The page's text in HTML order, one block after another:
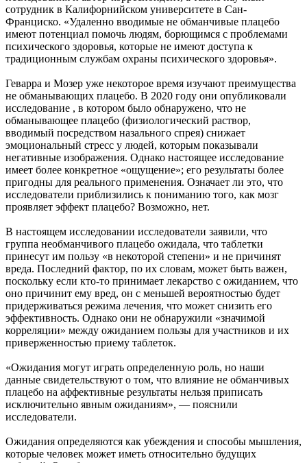
сотрудник в Калифорнийском университете в Сан-
Франциско. «Удаленно вводимые не обманчивые плацебо
имеют потенциал помочь людям, борющимся с проблемами
психического здоровья, которые не имеют доступа к
традиционным службам охраны психического здоровья».
Геварра и Мозер уже некоторое время изучают преимущества
не обманывающих плацебо. В 2020 году они опубликовали
исследование , в котором было обнаружено, что не
обманывающее плацебо (физиологический раствор,
вводимый посредством назального спрея) снижает
эмоциональный стресс у людей, которым показывали
негативные изображения. Однако настоящее исследование
имеет более конкретное «ощущение»; его результаты более
пригодны для реального применения. Означает ли это, что
исследователи приблизились к пониманию того, как мозг
проявляет эффект плацебо? Возможно, нет.
В настоящем исследовании исследователи заявили, что
группа необманчивого плацебо ожидала, что таблетки
принесут им пользу «в некоторой степени» и не причинят
вреда. Последний фактор, по их словам, может быть важен,
поскольку если кто-то принимает лекарство с ожиданием, что
оно причинит ему вред, он с меньшей вероятностью будет
придерживаться режима лечения, что может снизить его
эффективность. Однако они не обнаружили «значимой
корреляции» между ожиданием пользы для участников и их
приверженностью приему таблеток.
«Ожидания могут играть определенную роль, но наши
данные свидетельствуют о том, что влияние не обманчивых
плацебо на аффективные результаты нельзя приписать
исключительно явным ожиданиям», — пояснили
исследователи.
Ожидания определяются как убеждения и способы мышления,
которые человек может иметь относительно будущих